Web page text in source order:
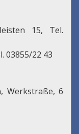
15, Tel.
03855/22 43
Werkstraße, 6